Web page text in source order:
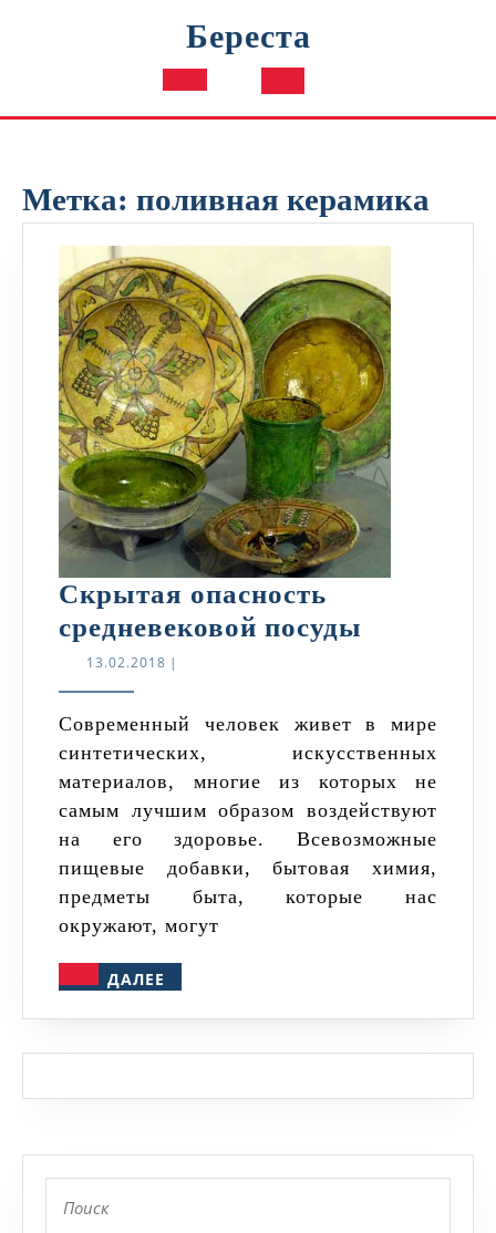
Береста
Кнопка
Метка: поливная керамика
Скрытая опасность
средневековой посуды
посуды
13.02.2018 13.02.2018
|
Современный человек живет в мире
синтетических, искусственных
материалов, многие из которых не
самым лучшим образом воздействуют
на его здоровье. Всевозможные
пищевые добавки, бытовая химия,
предметы быта, которые нас
окружают, могут
ДАЛЕЕ